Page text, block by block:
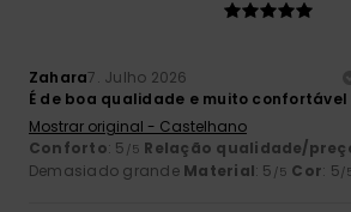
Zahara7. Julho 2026
É de boa qualidade e muito confortável
Mostrar original - Castelhano
Conforto: 5 /5 Relação qualidade/
Demasiado grande Material: 5 /5 Cor: 5/